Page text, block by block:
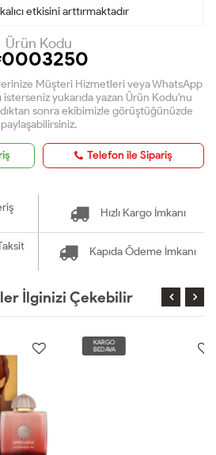
etkisini arttırmaktadır
Ürün Kodu
Müşteri Hizmetleri veya WhatsApp
isterseniz yukarıda yazan Ürün Kodu'nu
sonra ekibimizle görüştüğünüzde
paylaşabilirsiniz.
Telefon ile Sipariş
Hızlı Kargo İmkanı
Kapıda Ödeme İmkanı
İlginizi Çekebilir